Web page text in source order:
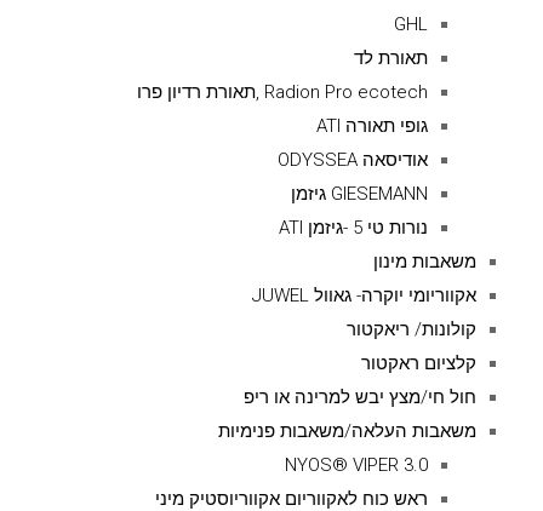
GHL
תאורת לד
Radion Pro ecotech ,תאורת רדיון פרו
גופי תאורה ATI
אודיסאה ODYSSEA
GIESEMANN גיזמן
נורות טי 5 -גיזמן ATI
משאבות מינון
אקווריומי יוקרה- גאוול JUWEL
קולונות/ ריאקטור
קלציום ראקטור
חול חי/מצץ יבש למרינה או ריפ
משאבות העלאה/משאבות פנימיות
NYOS® VIPER 3.0
ראש כוח לאקווריום אקווריוסטיק מיני